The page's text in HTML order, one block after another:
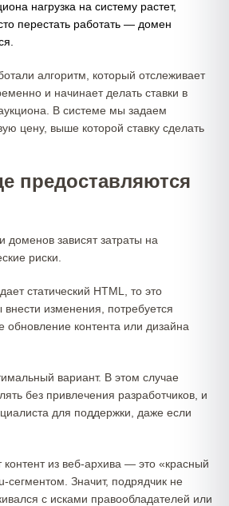
нагрузка на систему растет,
перестать работать — домен
алгоритм, который отслеживает
и начинает делать ставки в
В системе мы задаем
цену, выше которой ставку сделать
предоставляются
зависят затраты на
риски.
статический HTML, то это
внести изменения, потребуется
обновление контента или дизайна
вариант. В этом случае
без привлечения разработчиков, и
для поддержки, даже если
из веб-архива — это «красный
сегментом. Значит, подрядчик не
с исками правообладателей или